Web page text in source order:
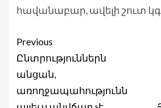
հավանաբար, ավելի շուտ
Previous
Ընտրություններն
անցան,
առողջապահությունն